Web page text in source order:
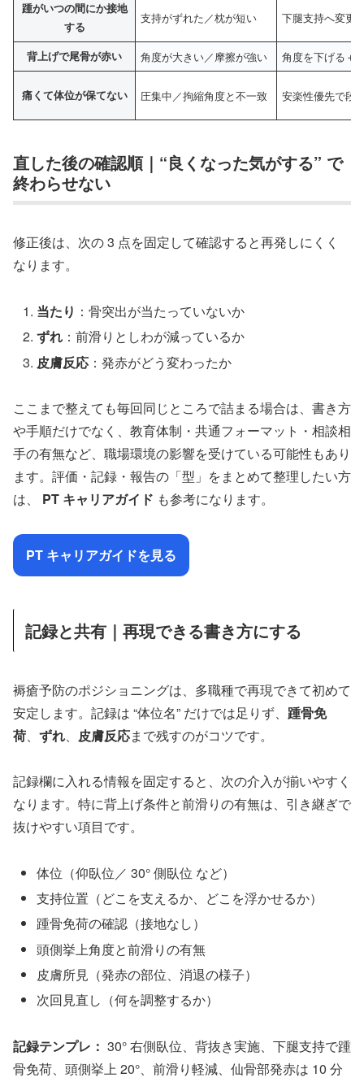
踵がいつの間にか接地
する
支持がずれた／枕が短い 下腿支持へ変更
背上げで尾骨が赤い 角度が大きい／摩擦が強い 角度を下げる＋
痛くて体位が保てない 圧集中／拘縮角度と不一致 安楽性優先で段
直した後の確認順｜“良くなった気がする” で
終わらせない
修正後は、次の 3 点を固定して確認すると再発しにくく
なります。
当たり ：骨突出が当たっていないか
ずれ ：前滑りとしわが減っているか
皮膚反応 ：発赤がどう変わったか
ここまで整えても毎回同じところで詰まる場合は、書き方
や手順だけでなく、教育体制・共通フォーマット・相談相
手の有無など、職場環境の影響を受けている可能性もあり
ます。評価・記録・報告の「型」をまとめて整理したい方
は、
PT キャリアガイド も参考になります。
PT キャリアガイドを見る
記録と共有｜再現できる書き方にする
褥瘡予防のポジショニングは、多職種で再現できて初めて
安定します。記録は “体位名” だけでは足りず、 踵骨免
荷
ずれ 皮膚反応まで残すのがコツです。
記録欄に入れる情報を固定すると、次の介入が揃いやすく
なります。特に背上げ条件と前滑りの有無は、引き継ぎで
抜けやすい項目です。
体位（仰臥位／ 30° 側臥位 など）
支持位置（どこを支えるか、どこを浮かせるか）
踵骨免荷の確認（接地なし）
頭側挙上角度と前滑りの有無
皮膚所見（発赤の部位、消退の様子）
次回見直し（何を調整するか）
記録テンプレ： 30° 右側臥位、背抜き実施、下腿支持で踵
骨免荷、頭側挙上 20°、前滑り軽減、仙骨部発赤は 10 分